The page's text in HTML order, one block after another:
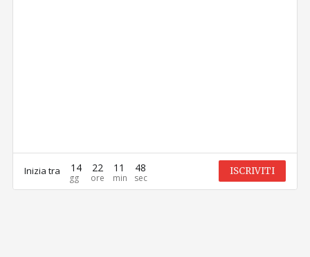
Inizia tra 14 22 11 48 ISCRIVITI